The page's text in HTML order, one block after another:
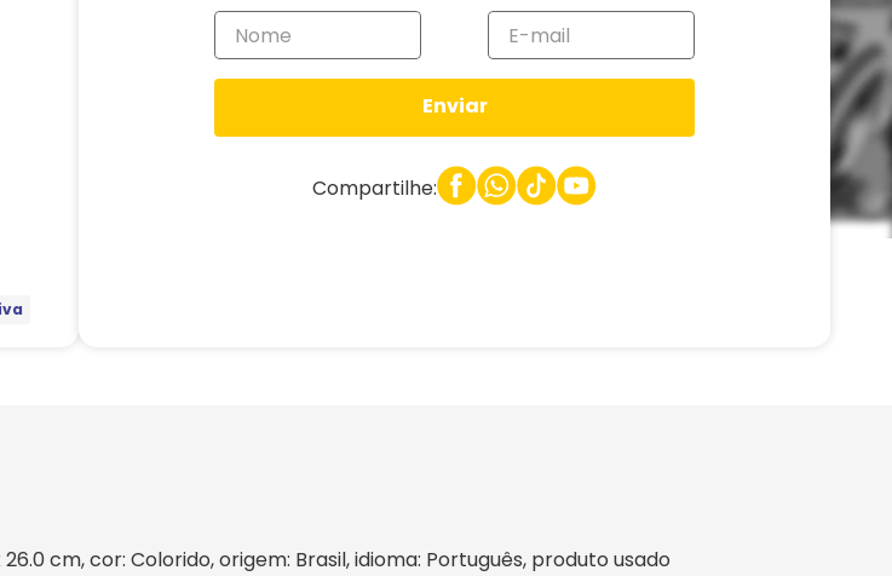
Enviar
Compartilhe:
cm, cor: Colorido, origem: Brasil, idioma: Português, produto usado